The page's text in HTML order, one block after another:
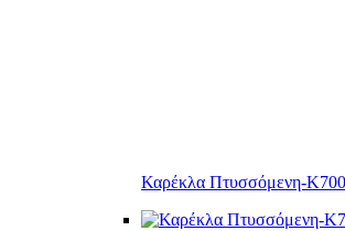
Καρέκλα Πτυσσόμενη-